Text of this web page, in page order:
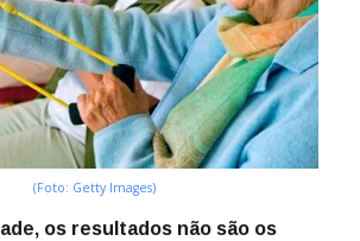
(Foto: Getty Images)
os resultados não são os